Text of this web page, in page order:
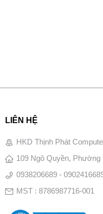
LIÊN HỆ
HKD Thịnh Phát
109 Ngô Quyền, Phường
0938206689 -
MST : 8786987716-001